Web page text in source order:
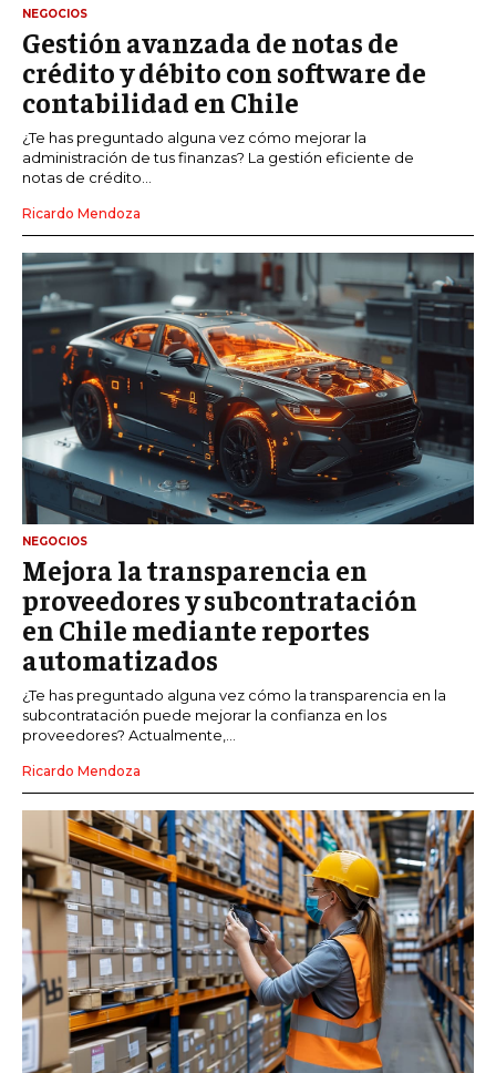
NEGOCIOS
Gestión avanzada de notas de
crédito y débito con software de
contabilidad en Chile
¿Te has preguntado alguna vez cómo mejorar la
administración de tus finanzas? La gestión eficiente de
notas de crédito...
Ricardo Mendoza
NEGOCIOS
Mejora la transparencia en
proveedores y subcontratación
en Chile mediante reportes
automatizados
¿Te has preguntado alguna vez cómo la transparencia en la
subcontratación puede mejorar la confianza en los
proveedores? Actualmente,...
Ricardo Mendoza